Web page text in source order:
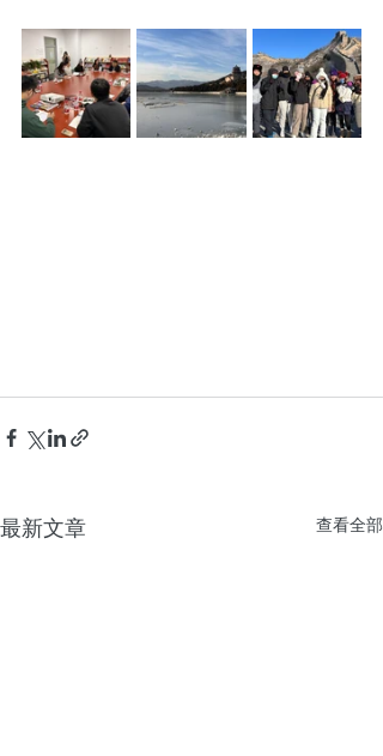
最新文章 查看全部